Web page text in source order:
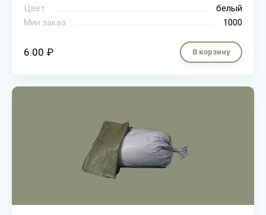
Цвет
белый
Мин.заказ
1000
6.00 ₽ В корзину